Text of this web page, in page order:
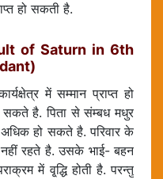
हो सकती है.
of Saturn in 6th
में सम्मान प्राप्त हो
सकते है. पिता से संम्बध मधुर
हो सकते है. परिवार के
रहते है. उसके भाई- बहन
में वृ्द्धि होती है. परन्तु